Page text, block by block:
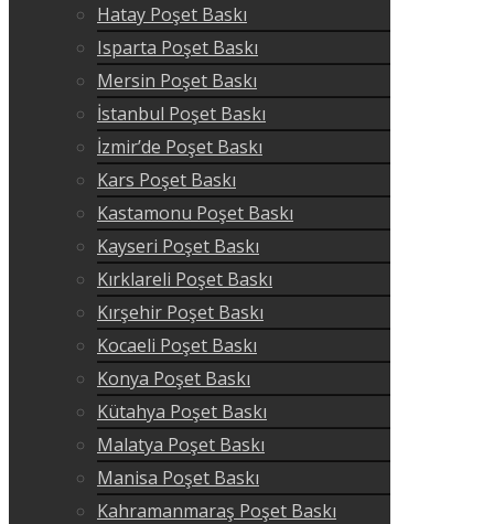
Hatay Poşet Baskı
Isparta Poşet Baskı
Mersin Poşet Baskı
İstanbul Poşet Baskı
İzmir’de Poşet Baskı
Kars Poşet Baskı
Kastamonu Poşet Baskı
Kayseri Poşet Baskı
Kırklareli Poşet Baskı
Kırşehir Poşet Baskı
Kocaeli Poşet Baskı
Konya Poşet Baskı
Kütahya Poşet Baskı
Malatya Poşet Baskı
Manisa Poşet Baskı
Kahramanmaraş Poşet Baskı